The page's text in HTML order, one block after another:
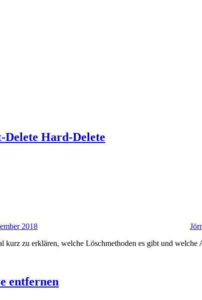
Delete Hard-Delete
2018
kurz zu erklären, welche Löschmethoden es gibt und
entfernen